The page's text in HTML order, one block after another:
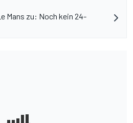
Mans zu: Noch kein 24-